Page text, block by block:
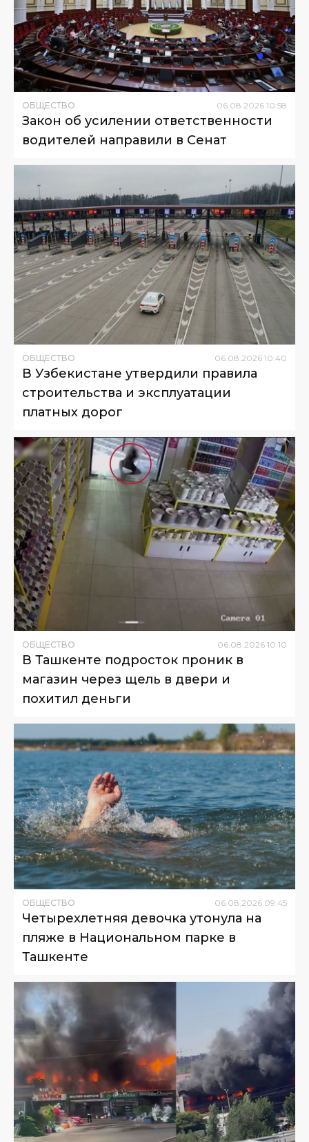
ОБЩЕСТВО 06 08 2026 10:58
Закон об усилении ответственности
водителей направили в Сенат
ОБЩЕСТВО 06.08.2026 10:40
В Узбекистане утвердили правила
строительства и эксплуатации
платных дорог
ОБЩЕСТВО 06 08 2026 10:10
В Ташкенте подросток проник в
магазин через щель в двери и
похитил деньги
ОБЩЕСТВО 06.08.2026 09:45
Четырехлетняя девочка утонула на
пляже в Национальном парке в
Ташкенте